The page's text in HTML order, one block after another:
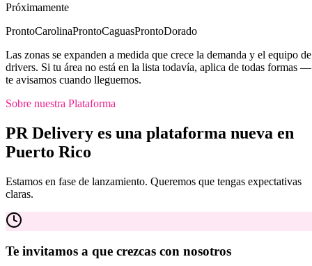
Próximamente
ProntoCarolinaProntoCaguasProntoDorado
Las zonas se expanden a medida que crece la demanda y el equipo de
drivers. Si tu área no está en la lista todavía, aplica de todas formas —
te avisamos cuando lleguemos.
Sobre nuestra Plataforma
PR Delivery es una plataforma nueva en
Puerto Rico
Estamos en fase de lanzamiento. Queremos que tengas expectativas
claras.
Te invitamos a que crezcas con nosotros